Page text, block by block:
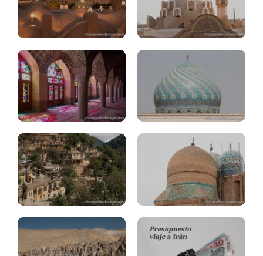
Irán:
consejos
viaje
Qom
Masuleh,
Rudkhan
Ardabil
Kandovan
Irán:
presupuesto